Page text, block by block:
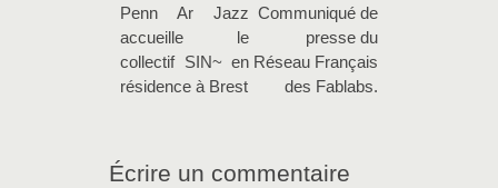
Penn Ar Jazz
accueille le
collectif SIN~ en
résidence à Brest
Communiqué de
presse du
Réseau Français
des Fablabs.
Écrire un commentaire